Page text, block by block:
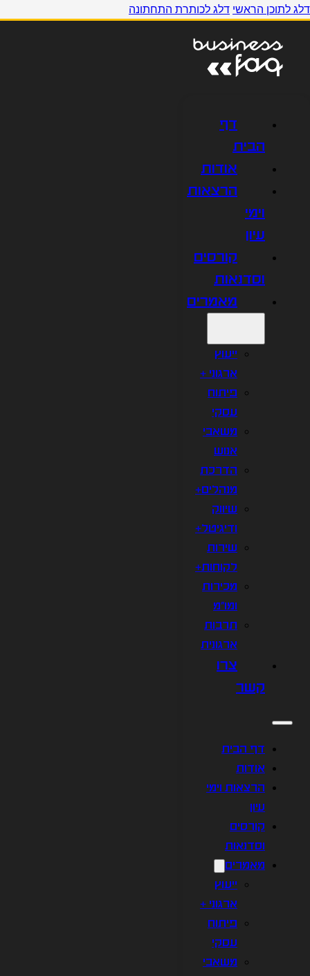
דלג לתוכן הראשי דלג לכותרת התחתונה
דף
הבית
אודות
הרצאות
וימי
עיון
קורסים
וסדנאות
מאמרים
ייעוץ
ארגוני +
פיתוח
עסקי
משאבי
אנוש
הדרכת
מנהלים+
שיווק
ודיגיטל+
שירות
לקוחות+
מכירות
ומו"מ
תרבות
ארגונית
צרו
קשר
דף הבית
אודות
הרצאות וימי
עיון
קורסים
וסדנאות
מאמרים
ייעוץ
ארגוני +
פיתוח
עסקי
משאבי